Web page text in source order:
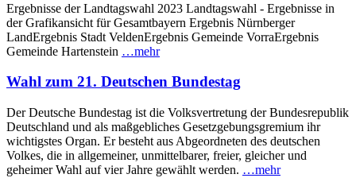
Ergebnisse der Landtagswahl 2023 Landtagswahl - Ergebnisse in
der Grafikansicht für Gesamtbayern Ergebnis Nürnberger
LandErgebnis Stadt VeldenErgebnis Gemeinde VorraErgebnis
Gemeinde Hartenstein …mehr
Wahl zum 21. Deutschen Bundestag
Der Deutsche Bundestag ist die Volksvertretung der Bundesrepublik
Deutschland und als maßgebliches Gesetzgebungsgremium ihr
wichtigstes Organ. Er besteht aus Abgeordneten des deutschen
Volkes, die in allgemeiner, unmittelbarer, freier, gleicher und
geheimer Wahl auf vier Jahre gewählt werden. …mehr